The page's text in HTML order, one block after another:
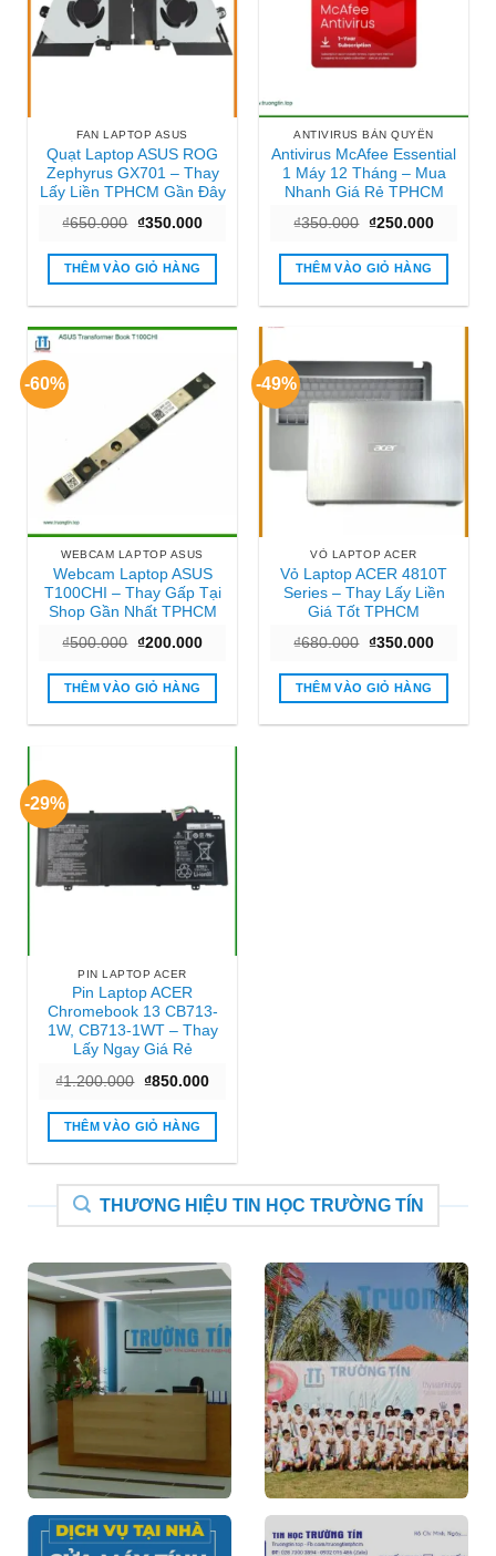
FAN LAPTOP ASUS
Quạt Laptop ASUS ROG
Zephyrus GX701 – Thay
Lấy Liền TPHCM Gần Đây
₫650.000 Giá
là:
₫650.000.
₫350.000Giá
tại
₫350.000.
THÊM VÀO GIỎ HÀNG
ANTIVIRUS BẢN QUYỀN
Antivirus McAfee Essential
1 Máy 12 Tháng – Mua
Nhanh Giá Rẻ TPHCM
₫350.000 Giá
là:
₫350.000.
₫250.000Giá
tại
THÊM VÀO GIỎ HÀNG
-60%
WEBCAM LAPTOP ASUS
Webcam Laptop ASUS
T100CHI – Thay Gấp Tại
Shop Gần Nhất TPHCM
₫500.000 Giá
là:
₫500.000.
₫200.000Giá
tại
₫200.000.
THÊM VÀO GIỎ HÀNG
-49%
VỎ LAPTOP ACER
Vỏ Laptop ACER 4810T
Series – Thay Lấy Liền
Giá Tốt TPHCM
₫680.000 Giá
là:
₫680.000.
₫350.000Giá
tại
THÊM VÀO GIỎ HÀNG
-29%
PIN LAPTOP ACER
Pin Laptop ACER
Chromebook 13 CB713-
1W, CB713-1WT – Thay
Lấy Ngay Giá Rẻ
₫1.200.000 Giá
là:
₫1.200.000.
₫850.000Giá
tại
₫850.000.
THÊM VÀO GIỎ HÀNG
THƯƠNG HIỆU TIN HỌC TRƯỜNG TÍN